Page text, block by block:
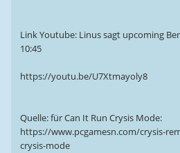
Link Youtube: Linus sagt upcoming
10:45
https://youtu.be/U7Xtmayoly8
Quelle: für Can It Run Crysis Mode:
https://www.pcgamesn.com/crysis-
crysis-mode